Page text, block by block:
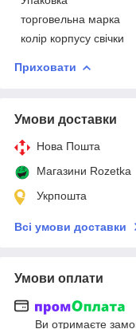
торговельна марка
колір корпусу свічки
Приховати
Умови доставки
Нова Пошта
Магазини Rozetka
Укрпошта
Всі умови доставки
Умови оплати
Ви отримаєте